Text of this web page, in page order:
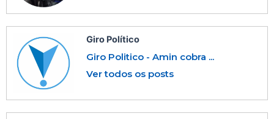
Giro Político
Giro Politico - Amin cobra ...
Ver todos os posts